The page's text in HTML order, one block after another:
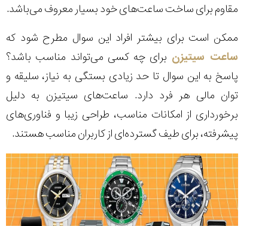
مقاوم برای ساخت ساعت‌های خود بسیار معروف می‌باشد.
ممکن است برای بیشتر افراد این سوال مطرح شود که
ساعت سیتیزن برای چه کسی می‌تواند مناسب باشد؟
پاسخ به این سوال تا حد زیادی بستگی به نیاز، سلیقه و
توان مالی هر فرد دارد. ساعت‌های سیتیزن به دلیل
برخورداری از امکانات مناسب، طراحی زیبا و فناوری‌های
پیشرفته، برای طیف گسترده‌ای از کاربران مناسب هستند.